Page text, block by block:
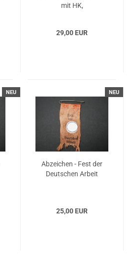
mit HK,
29,00 EUR
NEU NEU
Abzeichen - Fest der
Deutschen Arbeit
25,00 EUR